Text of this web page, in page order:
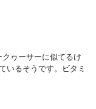
ヮーサーに似てるけ
いるそうです。ビタミ